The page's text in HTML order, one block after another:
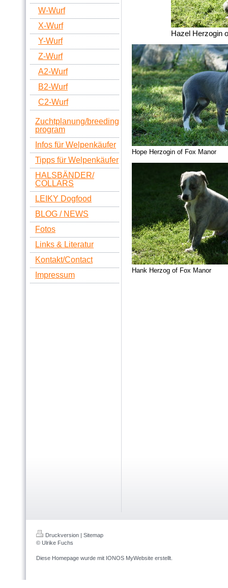
W-Wurf
X-Wurf
Y-Wurf
Z-Wurf
A2-Wurf
B2-Wurf
C2-Wurf
Zuchtplanung/breeding
program
Infos für Welpenkäufer
Tipps für Welpenkäufer
HALSBÄNDER/
COLLARS
LEIKY Dogfood
BLOG / NEWS
Fotos
Links & Literatur
Kontakt/Contact
Impressum
Hazel Herzogin
Hope Herzogin of Fox Manor
Hank Herzog of Fox Manor
Druckversion | Sitemap
© Ulrike Fuchs
Diese Homepage wurde mit IONOS MyWebsite erstellt.